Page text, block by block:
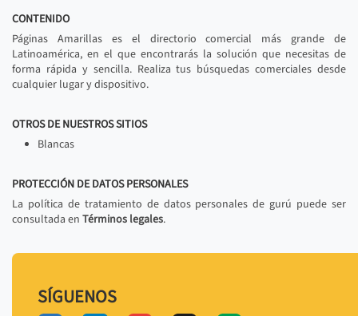
CONTENIDO
Páginas Amarillas es el directorio comercial más grande de
Latinoamérica, en el que encontrarás la solución que necesitas de
forma rápida y sencilla. Realiza tus búsquedas comerciales desde
cualquier lugar y dispositivo.
OTROS DE NUESTROS SITIOS
Blancas
PROTECCIÓN DE DATOS PERSONALES
La política de tratamiento de datos personales de gurú puede ser
consultada en Términos legales.
SÍGUENOS